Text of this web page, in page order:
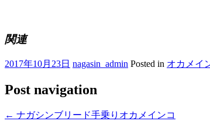
関連
2017年10月23日 nagasin_admin Posted in オカメイ
Post navigation
← ナガシンブリード手乗りオカメインコ